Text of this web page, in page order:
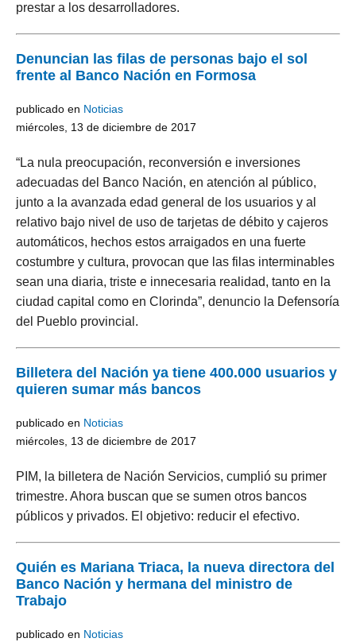
prestar a los desarrolladores.
Denuncian las filas de personas bajo el sol
frente al Banco Nación en Formosa
publicado en Noticias
miércoles, 13 de diciembre de 2017
“La nula preocupación, reconversión e inversiones
adecuadas del Banco Nación, en atención al público,
junto a la avanzada edad general de los usuarios y al
relativo bajo nivel de uso de tarjetas de débito y cajeros
automáticos, hechos estos arraigados en una fuerte
costumbre y cultura, provocan que las filas interminables
sean una diaria, triste e innecesaria realidad, tanto en la
ciudad capital como en Clorinda”, denuncio la Defensoría
del Pueblo provincial.
Billetera del Nación ya tiene 400.000 usuarios y
quieren sumar más bancos
publicado en Noticias
miércoles, 13 de diciembre de 2017
PIM, la billetera de Nación Servicios, cumplió su primer
trimestre. Ahora buscan que se sumen otros bancos
públicos y privados. El objetivo: reducir el efectivo.
Quién es Mariana Triaca, la nueva directora del
Banco Nación y hermana del ministro de
Trabajo
publicado en Noticias